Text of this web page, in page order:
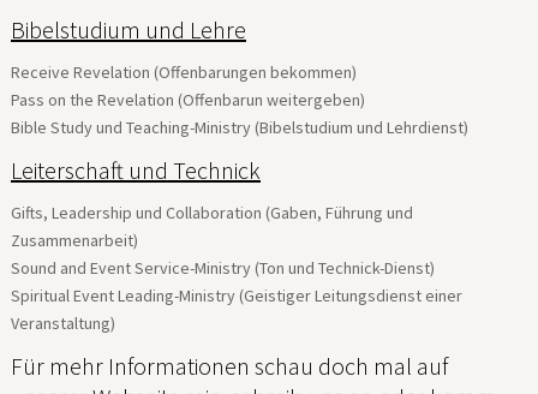
Bibelstudium und Lehre
Receive Revelation (Offenbarungen bekommen)
Pass on the Revelation (Offenbarun weitergeben)
Bible Study und Teaching-Ministry (Bibelstudium und Lehrdienst)
Leiterschaft und Technick
Gifts, Leadership und Collaboration (Gaben, Führung und
Zusammenarbeit)
Sound and Event Service-Ministry (Ton und Technick-Dienst)
Spiritual Event Leading-Ministry (Geistiger Leitungsdienst einer
Veranstaltung)
Für mehr Informationen schau doch mal auf